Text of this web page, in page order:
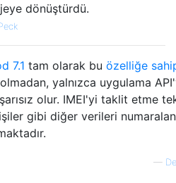
dönüştürdü.
7.1 tam olarak bu özelliğe
yalnızca uygulama
olur. IMEI'yi taklit etme
gibi diğer verileri
—